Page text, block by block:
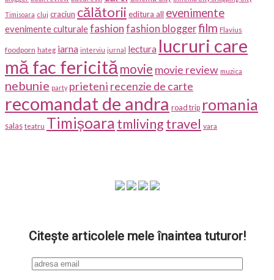
Timisoara cluj craciun călătorii editura all evenimente
evenimente culturalefashion fashion bloggerfilm Flavius
foodporn hateg iarna interviu jurnal lectura lucruri care
mă fac fericitămovie movie review muzica
nebunie party prieteni recenzie de carte
recomandat de andra road trip romania
salas teatru Timișoara tmlivingtravel vara
Citește articolele mele înaintea tuturor!